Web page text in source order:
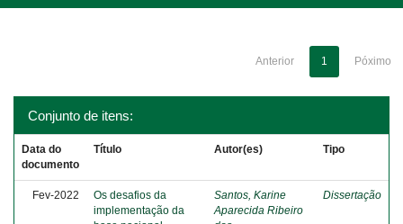
Anterior 1 Póximo
Conjunto de itens:
Data do
documento
Título Autor(es) Tipo
Fev-2022
Os desafios da
implementação da
Santos, Karine
Aparecida Ribeiro
Dissertação